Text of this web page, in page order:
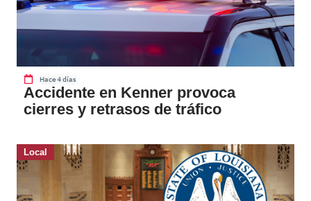
Hace 4 días
Accidente en Kenner provoca
cierres y retrasos de tráfico
Local